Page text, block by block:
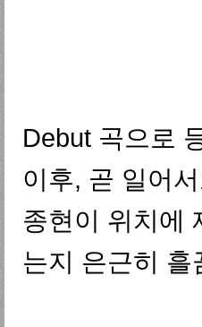
Debut 곡으로
이후, 곧 일어
종현이 위치에
는지 은근히